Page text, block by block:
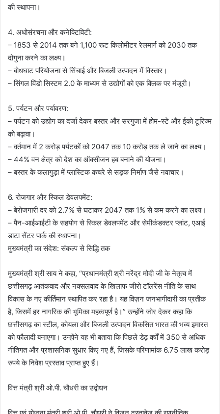
की स्थापना।
4. अधोसंरचना और कनेक्टिविटी:
– 1853 से 2014 तक बने 1,100 रूट किलोमीटर रेलमार्ग को 2030 तक
दोगुना करने का लक्ष्य।
– बोधघाट परियोजना से सिंचाई और बिजली उत्पादन में विस्तार।
– सिंगल विंडो सिस्टम 2.0 के माध्यम से उद्योगों को एक क्लिक पर मंजूरी।
5. पर्यटन और पर्यावरण:
– पर्यटन को उद्योग का दर्जा देकर बस्तर और सरगुजा में होम-स्टे और ईको टूरिज्म
को बढ़ावा।
– वर्तमान में 2 करोड़ पर्यटकों को 2047 तक 10 करोड़ तक ले जाने का लक्ष्य।
– 44% वन क्षेत्र को देश का ऑक्सीजन हब बनाने की योजना।
– बस्तर के कलागुड़ा में प्लास्टिक कचरे से सड़क निर्माण जैसे नवाचार।
6. रोजगार और स्किल डेवलपमेंट:
– बेरोजगारी दर को 2.7% से घटाकर 2047 तक 1% से कम करने का लक्ष्य।
– पैन-आईआईटी के सहयोग से स्किल डेवलपमेंट और सेमीकंडक्टर प्लांट, एआई
डाटा सेंटर पार्क की स्थापना।
मुख्यमंत्री का संदेश: संकल्प से सिद्धि तक
मुख्यमंत्री श्री साय ने कहा, “प्रधानमंत्री श्री नरेंद्र मोदी जी के नेतृत्व में
छत्तीसगढ़ आतंकवाद और नक्सलवाद के खिलाफ जीरो टॉलरेंस नीति के साथ
विकास के नए कीर्तिमान स्थापित कर रहा है। यह विज़न जनभागीदारी का प्रतीक
है, जिसमें हर नागरिक की भूमिका महत्वपूर्ण है।” उन्होंने जोर देकर कहा कि
छत्तीसगढ़ का स्टील, कोयला और बिजली उत्पादन विकसित भारत की भव्य इमारत
को फौलादी बनाएगा। उन्होंने यह भी बताया कि पिछले डेढ़ वर्षों में 350 से अधिक
नीतिगत और प्रशासनिक सुधार किए गए हैं, जिसके परिणामांक 6.75 लाख करोड़
रुपये के निवेश प्रस्ताव प्राप्त हुए हैं।
वित्त मंत्री श्री ओ.पी. चौधरी का उद्बोधन